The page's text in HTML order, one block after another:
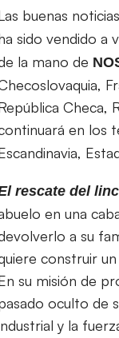
buenas
sido vendido a
la mano de
Checa,
en los
rescate del
en una
a su
construir
su misión de
oculto de
y la